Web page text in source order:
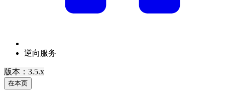
逆向服务
版本：3.5.x
在本页